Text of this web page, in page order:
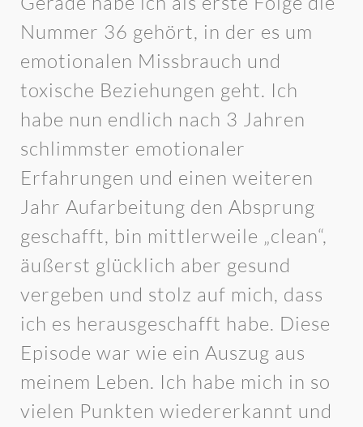
Nummer 36 gehört, in der es um
emotionalen Missbrauch und
toxische Beziehungen geht. Ich
habe nun endlich nach 3 Jahren
schlimmster emotionaler
Erfahrungen und einen weiteren
Jahr Aufarbeitung den Absprung
geschafft, bin mittlerweile „clean“,
äußerst glücklich aber gesund
vergeben und stolz auf mich, dass
ich es herausgeschafft habe. Diese
Episode war wie ein Auszug aus
meinem Leben. Ich habe mich in so
vielen Punkten wiedererkannt und